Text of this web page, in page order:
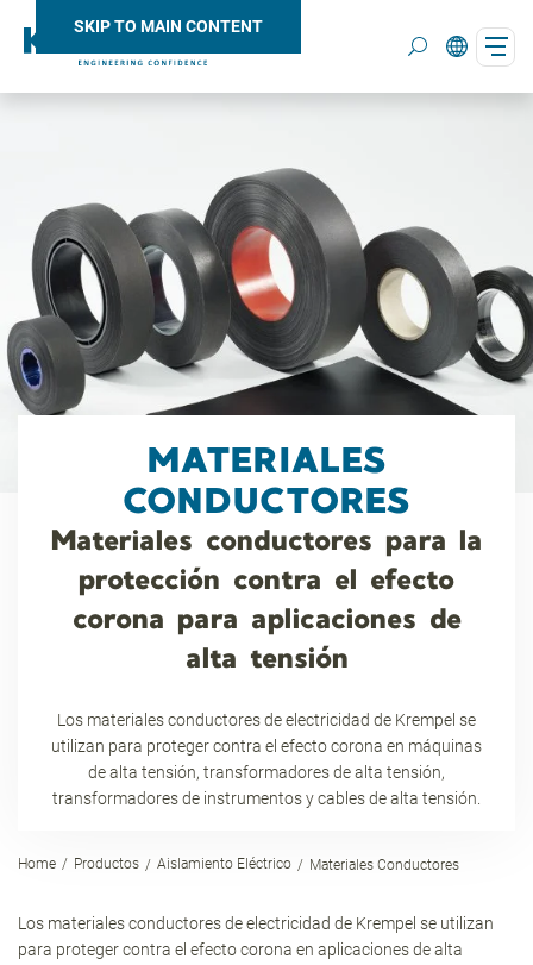
SKIP TO MAIN CONTENT
MATERIALES
CONDUCTORES
Materiales conductores para la
protección contra el efecto
corona para aplicaciones de
alta tensión
Los materiales conductores de electricidad de Krempel se
utilizan para proteger contra el efecto corona en máquinas
de alta tensión, transformadores de alta tensión,
transformadores de instrumentos y cables de alta tensión.
Home Productos Aislamiento Eléctrico Materiales Conductores
Los materiales conductores de electricidad de Krempel se utilizan
para proteger contra el efecto corona en aplicaciones de alta